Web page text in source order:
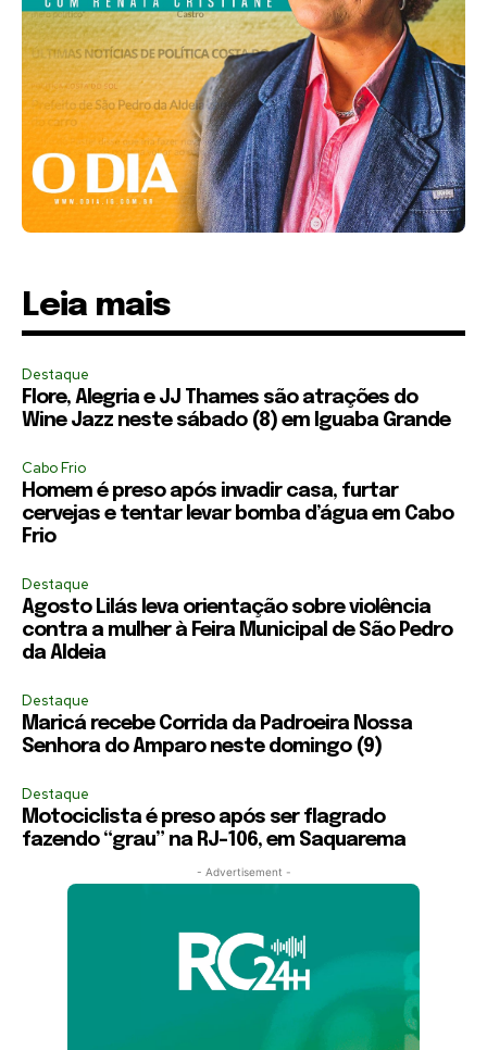
Leia mais
Destaque
Flore, Alegria e JJ Thames são atrações do
Wine Jazz neste sábado (8) em Iguaba Grande
Cabo Frio
Homem é preso após invadir casa, furtar
cervejas e tentar levar bomba d’água em Cabo
Frio
Destaque
Agosto Lilás leva orientação sobre violência
contra a mulher à Feira Municipal de São Pedro
da Aldeia
Destaque
Maricá recebe Corrida da Padroeira Nossa
Senhora do Amparo neste domingo (9)
Destaque
Motociclista é preso após ser flagrado
fazendo “grau” na RJ-106, em Saquarema
- Advertisement -